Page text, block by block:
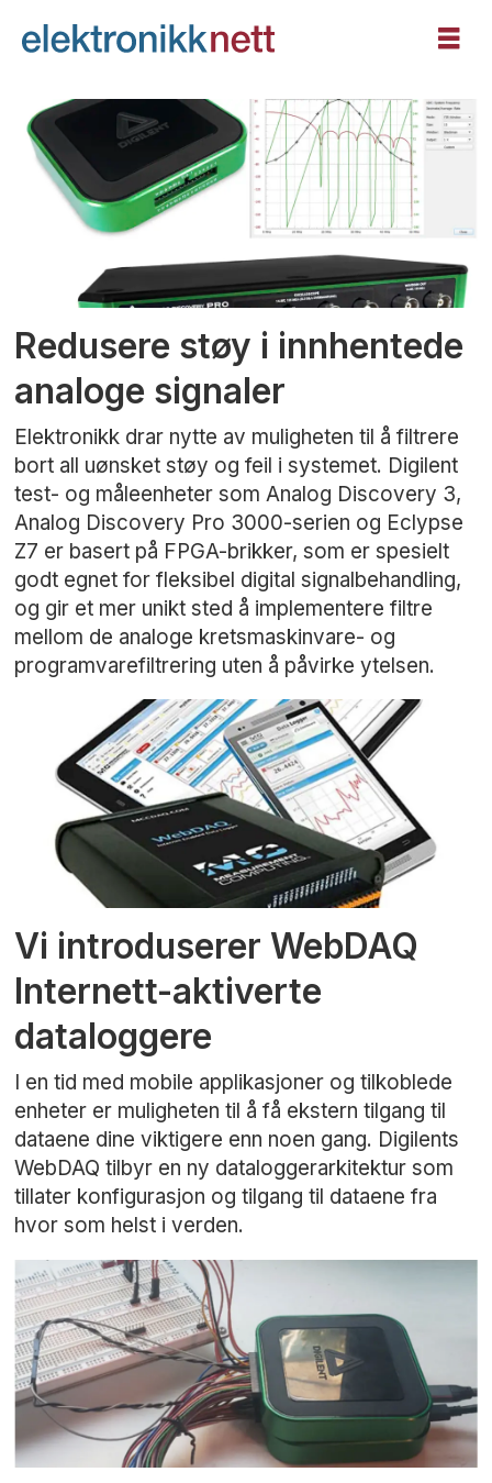
Tag:
digilent
Redusere støy i innhentede
analoge signaler
Elektronikk drar nytte av muligheten til å filtrere
bort all uønsket støy og feil i systemet. Digilent
test- og måleenheter som Analog Discovery 3,
Analog Discovery Pro 3000-serien og Eclypse
Z7 er basert på FPGA-brikker, som er spesielt
godt egnet for fleksibel digital signalbehandling,
og gir et mer unikt sted å implementere filtre
mellom de analoge kretsmaskinvare- og
programvarefiltrering uten å påvirke ytelsen.
Vi introduserer WebDAQ
Internett-aktiverte
dataloggere
I en tid med mobile applikasjoner og tilkoblede
enheter er muligheten til å få ekstern tilgang til
dataene dine viktigere enn noen gang. Digilents
WebDAQ tilbyr en ny dataloggerarkitektur som
tillater konfigurasjon og tilgang til dataene fra
hvor som helst i verden.